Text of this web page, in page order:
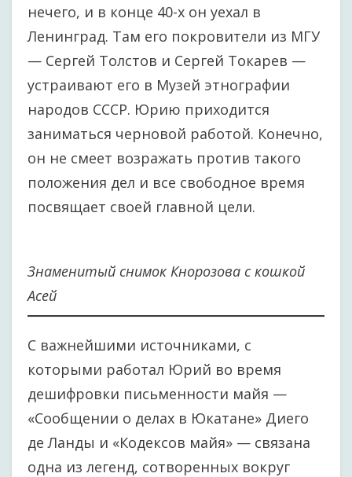
нечего, и в конце 40-х он уехал в
Ленинград. Там его покровители из МГУ
— Сергей Толстов и Сергей Токарев —
устраивают его в Музей этнографии
народов СССР. Юрию приходится
заниматься черновой работой. Конечно,
он не смеет возражать против такого
положения дел и все свободное время
посвящает своей главной цели.
Знаменитый снимок Кнорозова с кошкой
Асей
С важнейшими источниками, с
которыми работал Юрий во время
дешифровки письменности майя —
«Сообщении о делах в Юкатане» Диего
де Ланды и «Кодексов майя» — связана
одна из легенд, сотворенных вокруг